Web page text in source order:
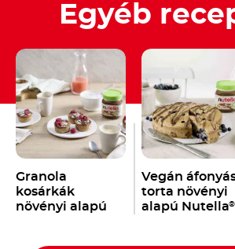
Egyéb
Granola
kosárkák
növényi alapú
Vegán
torta növényi
alapú Nutella®